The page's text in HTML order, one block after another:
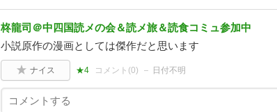
柊龍司＠中四国読メの会＆読メ旅＆読食コミュ参加中
小説原作の漫画としては傑作だと思います
ナイス ★4 コメント(0) 日付不明